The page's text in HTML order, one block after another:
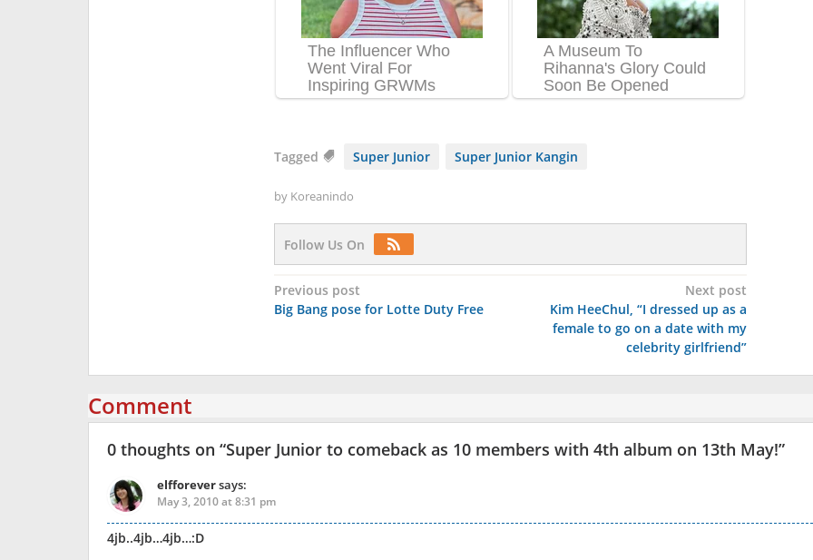
Tagged Super Junior Super Junior Kangin
by Koreanindo
Follow Us On
Post
navigation
Previous post
Big Bang pose for Lotte Duty Free
Next post
Kim HeeChul, “I dressed up as a
female to go on a date with my
celebrity girlfriend”
Comment
0 thoughts on “Super Junior to comeback as 10 members with 4th album on 13th May!”
elfforeversays:
May 3, 2010 at 8:31 pm
4jb..4jb…4jb…:D